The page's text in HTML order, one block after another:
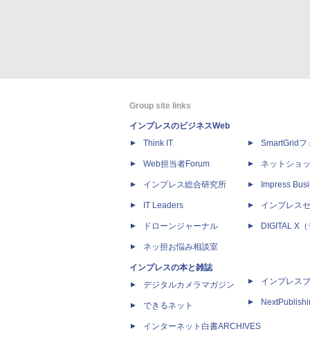
Group site links
インプレスのビジネスWeb
Think IT
Web担当者Forum
インプレス総合研究所
IT Leaders
ドローンジャーナル
ネッ担お悩み相談室
インプレスの本と雑誌
デジタルカメラマガジン
できるネット
インターネット白書ARCHIVES
SmartGridフ
ネットショ
Impress
インプレス
DIGITAL X
インプレス